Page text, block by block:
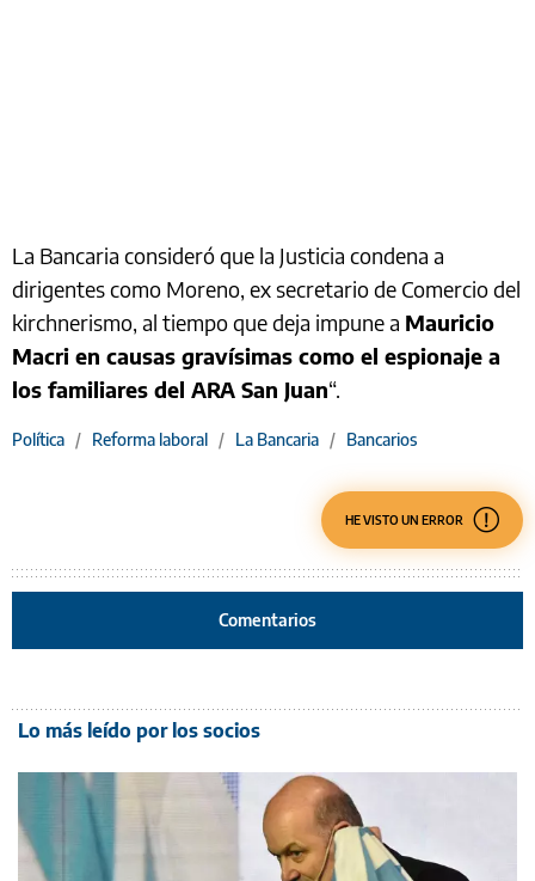
La Bancaria consideró que la Justicia condena a
dirigentes como Moreno, ex secretario de Comercio del
kirchnerismo, al tiempo que deja impune a Mauricio
Macri en causas gravísimas como el espionaje a
los familiares del ARA San Juan“.
Política / Reforma laboral / La Bancaria / Bancarios
HE VISTO UN ERROR
Comentarios
Lo más leído por los socios